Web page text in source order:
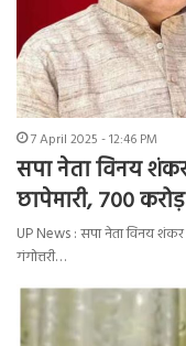
7 April 2025 - 12:46 PM
सपा नेता विनय
छापेमारी, 700
UP News : सपा नेता विनय शंकर
गंगोत्तरी…